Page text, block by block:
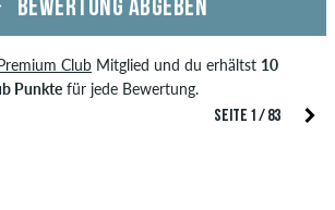
SEITE 1 / 83
BEWERTUNG ABGEBEN
ClubMitglied und du erhältst 10
Punktefür jede Bewertung.